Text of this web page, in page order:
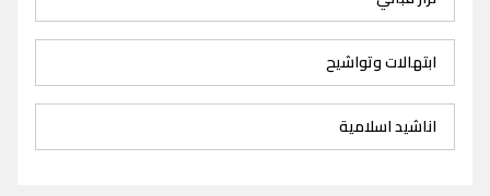
ابتهالات وتواشيح
اناشيد اسلامية